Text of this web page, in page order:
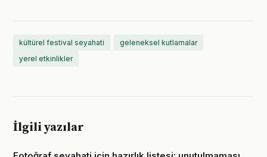
kültürel festival seyahati
geleneksel kutlamalar
yerel etkinlikler
İlgili yazılar